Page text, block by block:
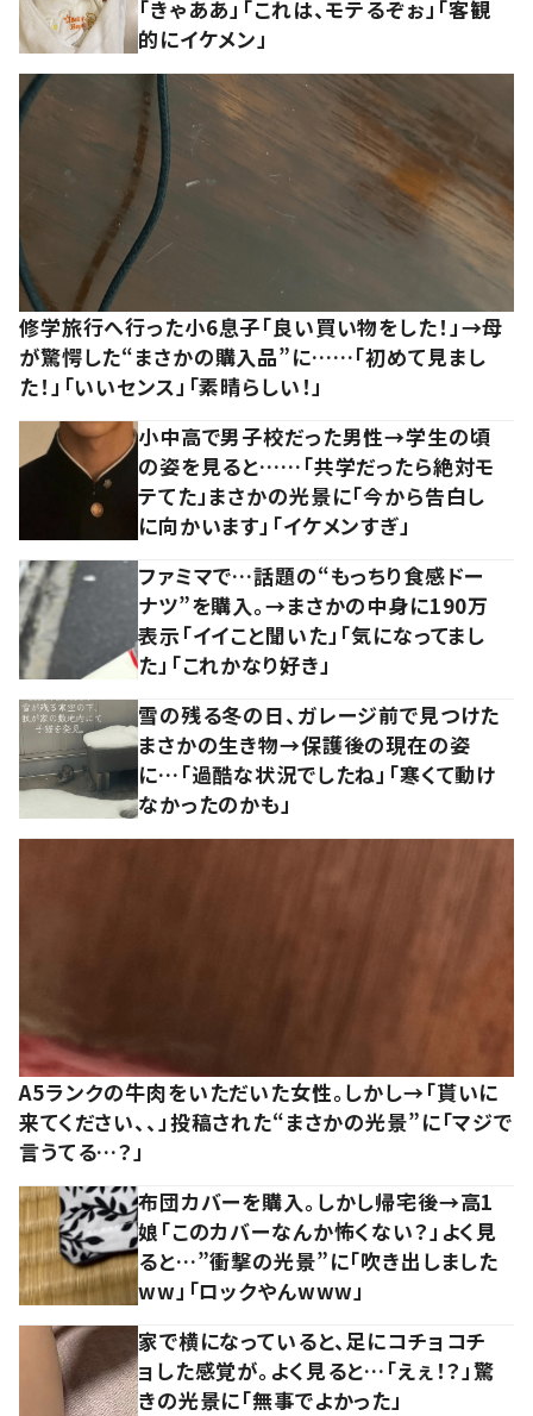
「きゃああ」「これは、モテるぞぉ」「客観
的にイケメン」
修学旅行へ行った小6息子「良い買い物をした！」→母
が驚愕した“まさかの購入品”に……「初めて見まし
た！」「いいセンス」「素晴らしい！」
小中高で男子校だった男性→学生の頃
の姿を見ると……「共学だったら絶対モ
テてた」まさかの光景に「今から告白し
に向かいます」「イケメンすぎ」
ファミマで…話題の“もっちり食感ドー
ナツ”を購入。→まさかの中身に190万
表示「イイこと聞いた」「気になってまし
た」「これかなり好き」
雪の残る冬の日、ガレージ前で見つけた
まさかの生き物→保護後の現在の姿
に…「過酷な状況でしたね」「寒くて動け
なかったのかも」
A5ランクの牛肉をいただいた女性。しかし→「貰いに
来てください、、」投稿された“まさかの光景”に「マジで
言うてる…？」
布団カバーを購入。しかし帰宅後→高1
娘「このカバーなんか怖くない？」よく見
ると…”衝撃の光景”に「吹き出しました
ww」「ロックやんwww」
家で横になっていると、足にコチョコチ
ョした感覚が。よく見ると…「えぇ！？」驚
きの光景に「無事でよかった」